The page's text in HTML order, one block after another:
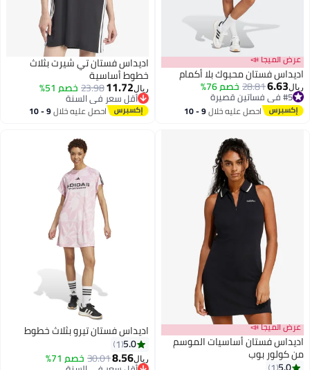
عرض الميجا 📣
اديداس فستان محبوك بلا أكمام
ريال6.63
28.81خصم 76%
#5 في فساتين قصيرة
#5 في فساتين قصيرة احصل عليه خلال 9 - 10
3
اديداس فستان تي شيرت بثلاث
خطوط أساسية
ريال11.72
23.98خصم 51%
أقل سعر في السنة
أقل سعر في السنة
احصل عليه خلال 9 - 10
عرض الميجا 📣
اديداس فستان أساسيات الموسم
من كولور بوب
اديداس فستان تيرو بثلاث خطوط
5.0
1
ريال8.56
30.01خصم 71%